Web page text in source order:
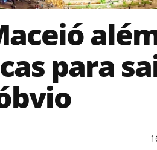
para